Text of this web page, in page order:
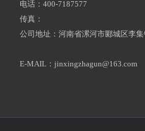
电话：400-7187577
传真：
公司地址：河南省漯河市郾城区李
E-MAIL：jinxingzhagun@163.com